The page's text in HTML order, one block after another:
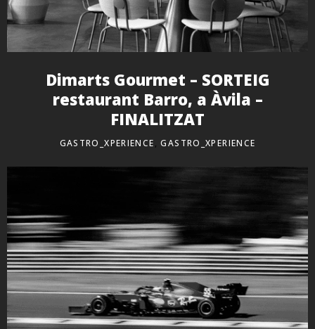
Dimarts Gourmet – SORTEIG
restaurant Barro, a Àvila –
FINALITZAT
GASTRO_XPERIENCE,GASTRO_XPERIENCE